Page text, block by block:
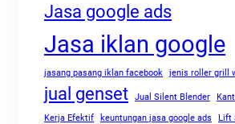
Jasa google ads
Jasa iklan google
jasang pasang iklan facebook jenis roller grill
jual genset Jual Silent Blender
Kerja Efektif
keuntungan jasa google ads
Lift